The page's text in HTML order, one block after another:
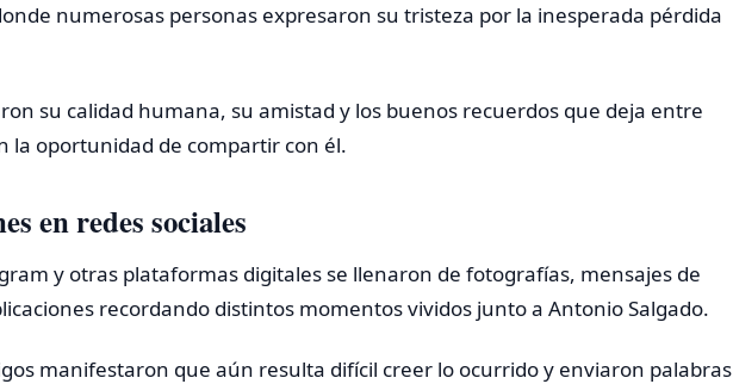
numerosas personas expresaron su tristeza por la inesperada pérdida
su calidad humana, su amistad y los buenos recuerdos que deja entre
la oportunidad de compartir con él.
en redes sociales
y otras plataformas digitales se llenaron de fotografías, mensajes de
recordando distintos momentos vividos junto a Antonio Salgado.
manifestaron que aún resulta difícil creer lo ocurrido y enviaron palabras